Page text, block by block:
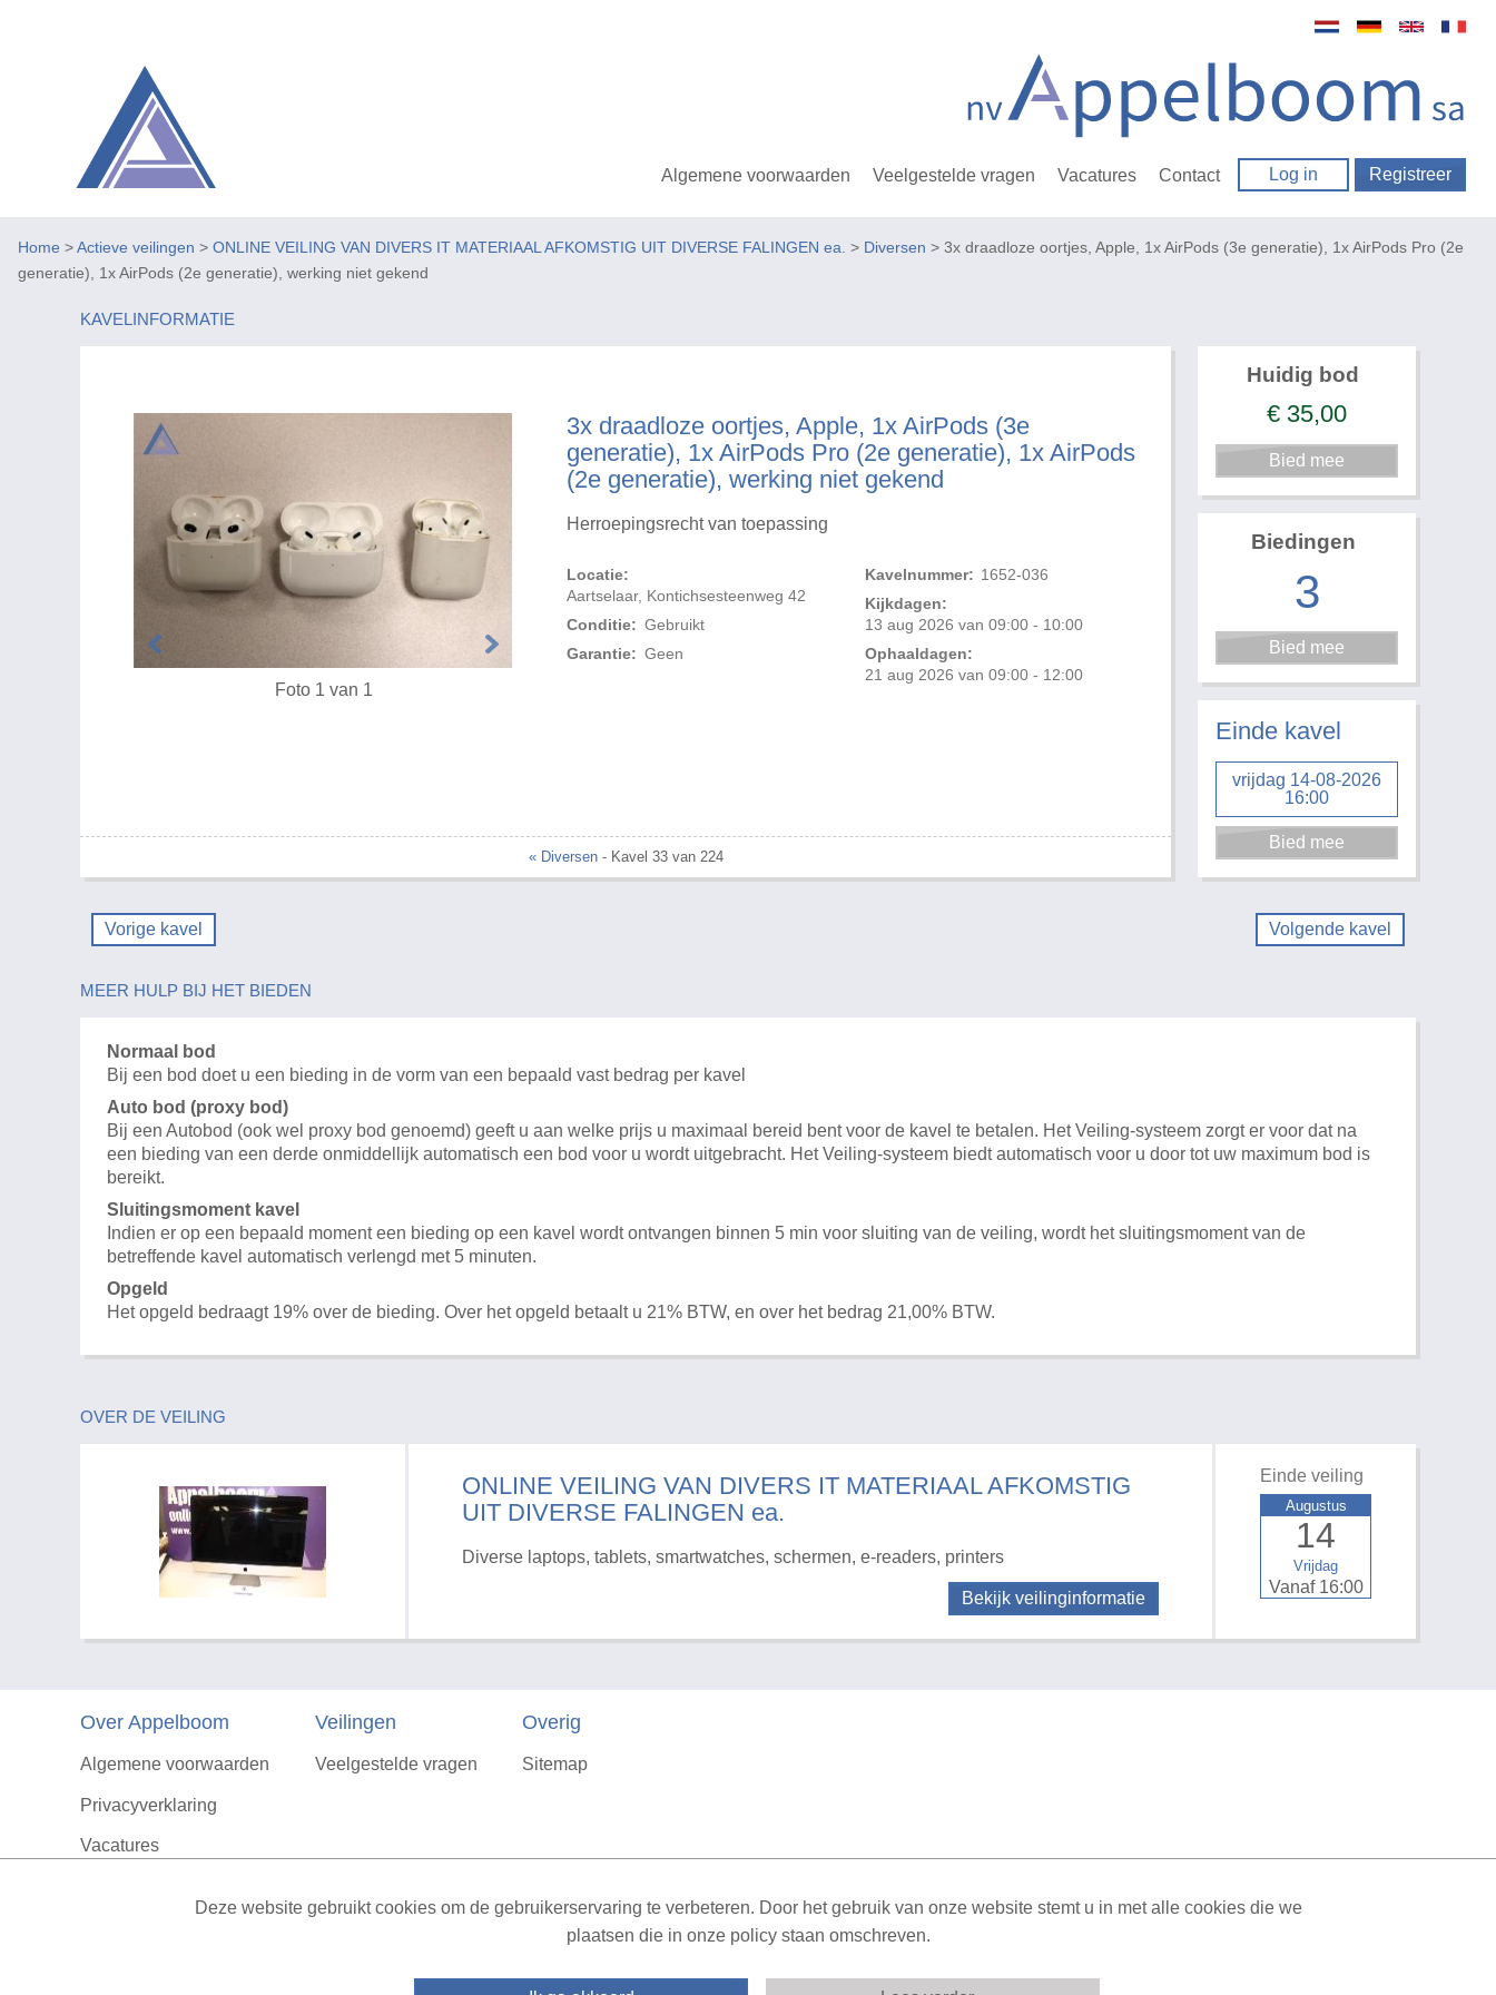
Algemene voorwaarden Veelgestelde vragen Vacatures Contact Log in Registreer
Home >Actieve veilingen > ONLINE VEILING VAN DIVERS IT MATERIAAL AFKOMSTIG UIT DIVERSE FALINGEN ea. > Diversen > 3x draadloze oortjes, Apple, 1x AirPods (3e generatie), 1x AirPods Pro (2e
generatie), 1x AirPods (2e generatie), werking niet gekend
KAVELINFORMATIE
3x draadloze oortjes, Apple, 1x AirPods (3e
generatie), 1x AirPods Pro (2e generatie), 1x AirPods
(2e generatie), werking niet gekend
Herroepingsrecht van toepassing
Locatie:
Aartselaar, Kontichsesteenweg 42
Conditie: Gebruikt
Garantie: Geen
Kavelnummer: 1652-036
Kijkdagen:
13 aug 2026 van 09:00 - 10:00
Ophaaldagen:
21 aug 2026 van 09:00 - 12:00
Foto 1 van 1
« Diversen- Kavel 33 van 224
Huidig bod
€ 35,00
Biedingen
3
Einde kavel
vrijdag 14-08-2026
16:00
Vorige kavel Volgende kavel
MEER HULP BIJ HET BIEDEN
Normaal bod
Bij een bod doet u een bieding in de vorm van een bepaald vast bedrag per kavel
Auto bod (proxy bod)
Bij een Autobod (ook wel proxy bod genoemd) geeft u aan welke prijs u maximaal bereid bent voor de kavel te betalen. Het Veiling-systeem zorgt er voor dat na
een bieding van een derde onmiddellijk automatisch een bod voor u wordt uitgebracht. Het Veiling-systeem biedt automatisch voor u door tot uw maximum bod is
bereikt.
Sluitingsmoment kavel
Indien er op een bepaald moment een bieding op een kavel wordt ontvangen binnen 5 min voor sluiting van de veiling, wordt het sluitingsmoment van de
betreffende kavel automatisch verlengd met 5 minuten.
Opgeld
Het opgeld bedraagt 19% over de bieding. Over het opgeld betaalt u 21% BTW, en over het bedrag 21,00% BTW.
OVER DE VEILING
ONLINE VEILING VAN DIVERS IT MATERIAAL AFKOMSTIG
UIT DIVERSE FALINGEN ea.
Diverse laptops, tablets, smartwatches, schermen, e-readers, printers
Bekijk veilinginformatie
Einde veiling
Vrijdag
14
Augustus
Vanaf 16:00
Over Appelboom
Algemene voorwaarden
Privacyverklaring
Vacatures
Veilingen
Veelgestelde vragen
Overig
Sitemap
Deze website gebruikt cookies om de gebruikerservaring te verbeteren. Door het gebruik van onze website stemt u in met alle cookies die we
plaatsen die in onze policy staan omschreven.